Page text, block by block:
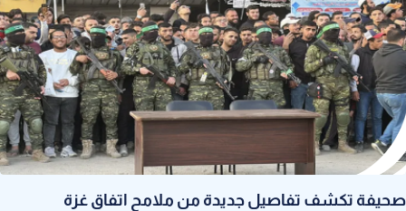
صحيفة تكشف تفاصيل جديدة من ملامح اتفاق غزة